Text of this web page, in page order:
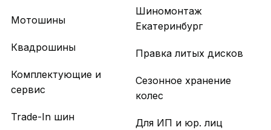
Мотошины
Квадрошины
Комплектующие и
сервис
Trade-In шин
Шиномонтаж
Екатеринбург
Правка литых дисков
Сезонное хранение
колес
Для ИП и юр. лиц